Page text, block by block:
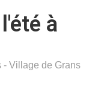
à
- Village de Grans